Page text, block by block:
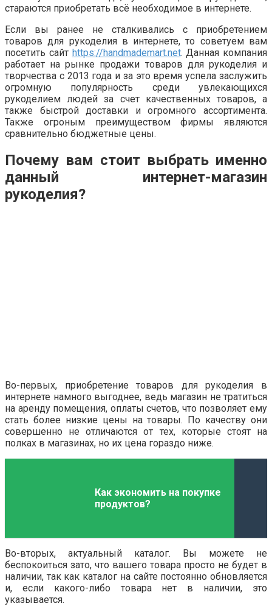
стараются приобретать всё необходимое в интернете.
Если вы ранее не сталкивались с приобретением
товаров для рукоделия в интернете, то советуем вам
посетить сайт https://handmademart.net. Данная компания
работает на рынке продажи товаров для рукоделия и
творчества с 2013 года и за это время успела заслужить
огромную популярность среди увлекающихся
рукоделием людей за счет качественных товаров, а
также быстрой доставки и огромного ассортимента.
Также огроным преимуществом фирмы являются
сравнительно бюджетные цены.
Почему вам стоит выбрать именно
данный интернет-магазин
рукоделия?
Во-первых, приобретение товаров для рукоделия в
интернете намного выгоднее, ведь магазин не тратиться
на аренду помещения, оплаты счетов, что позволяет ему
стать более низкие цены на товары. По качеству они
совершенно не отличаются от тех, которые стоят на
полках в магазинах, но их цена гораздо ниже.
Как экономить на покупке
продуктов?
Во-вторых, актуальный каталог. Вы можете не
беспокоиться зато, что вашего товара просто не будет в
наличии, так как каталог на сайте постоянно обновляется
и, если какого-либо товара нет в наличии, это
указывается.